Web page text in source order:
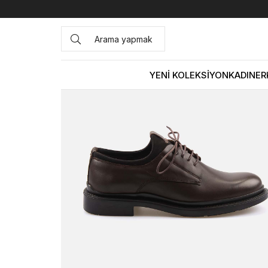
YENİ KOLEKSİYONKADIN
Anasayfa ERKEK AYAKKABI Günlük Kemal Tanca